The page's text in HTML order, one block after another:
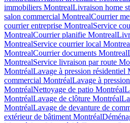
immobiliers MontrealLivraison home
salon commercial MontrealCourrier
courrier entreprise MontrealService
MontrealCourrier planifie Montreal
MontrealService courrier local
MontrealCourrier documents Montreal
MontrealService livraison par route
MontréalLavage à pression résidentiel
commercial MontréalLavage à
MontréalNettoyage de patio Montréal
MontréalLavage de clôture Montréal
MontréalLavage de devanture de
extérieur de bâtiment Montréal